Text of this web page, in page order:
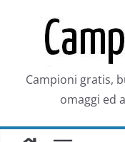
contenuto
Campioni gratis,
omaggi ed